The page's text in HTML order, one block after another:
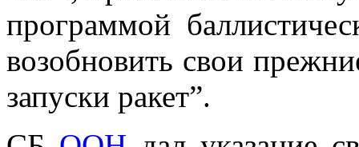
программой
возобновить свои
запуски ракет”.